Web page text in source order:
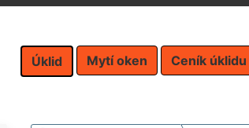
Úklid Mytí oken Ceník úklidu